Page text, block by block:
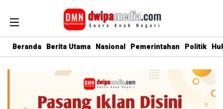
Beranda Berita Utama Nasional Pemerintahan Politik